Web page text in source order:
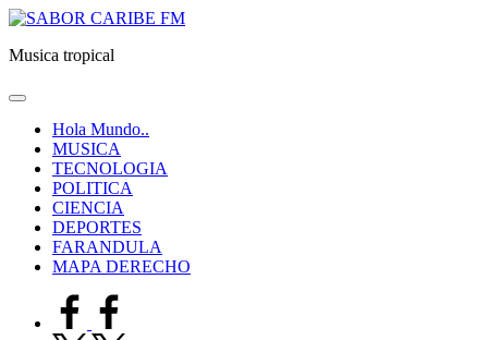
Saltar
contenido
SABOR
Musica tropical
Hola Mundo..
MUSICA
TECNOLOGIA
POLITICA
CIENCIA
DEPORTES
FARANDULA
MAPA DERECHO
facebook.com